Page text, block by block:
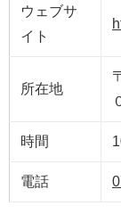
ウェブサ
イト
所在地
時間
電話